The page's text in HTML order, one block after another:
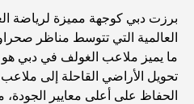
برزت دبي كوجهة مميزة لرياضة
العالمية التي تتوسط مناظر
ما يميز ملاعب الغولف في دبي هو
تحويل الأراضي القاحلة إلى
الحفاظ على أعلى معايير